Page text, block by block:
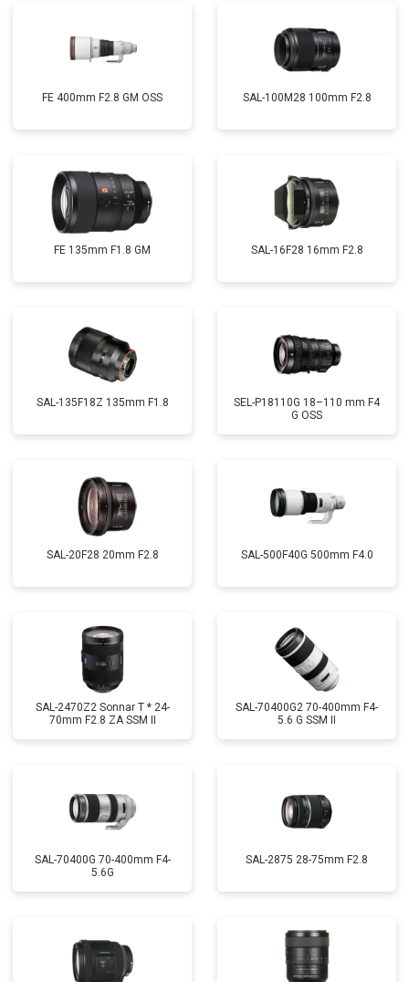
FE 400mm F2.8 GM OSS SAL-100M28 100mm F2.8
FE 135mm F1.8 GM SAL-16F28 16mm F2.8
SAL-135F18Z 135mm F1.8
SEL-P18110G 18–110 mm F4
G OSS
SAL-20F28 20mm F2.8 SAL-500F40G 500mm F4.0
SAL-2470Z2 Sonnar T * 24-
70mm F2.8 ZA SSM II
SAL-70400G2 70-400mm F4-
5.6 G SSM II
SAL-70400G 70-400mm F4-
5.6G
SAL-2875 28-75mm F2.8